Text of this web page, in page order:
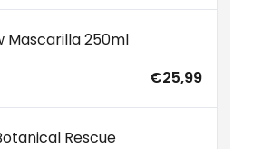
Mascarilla 250ml
€25,99
Rescue